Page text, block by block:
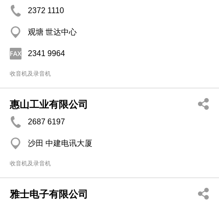
2372 1110
观塘 世达中心
2341 9964
收音机及录音机
惠山工业有限公司
2687 6197
沙田 中建电讯大厦
收音机及录音机
雅士电子有限公司